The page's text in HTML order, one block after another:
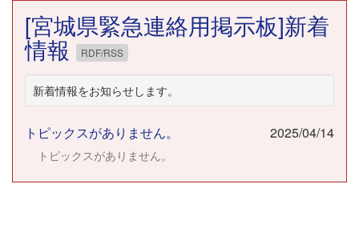
[宮城県緊急連絡用掲示板]新着
情報 RDF/RSS
新着情報をお知らせします。
トピックスがありません。 2025/04/14
トピックスがありません。